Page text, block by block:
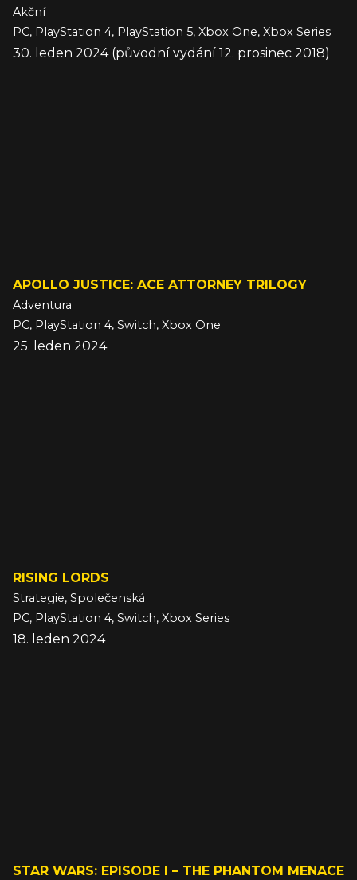
Akční
PC, PlayStation 4, PlayStation 5, Xbox One, Xbox Series
30. leden 2024 (původní vydání 12. prosinec 2018)
APOLLO JUSTICE: ACE ATTORNEY TRILOGY
Adventura
PC, PlayStation 4, Switch, Xbox One
25. leden 2024
RISING LORDS
Strategie, Společenská
PC, PlayStation 4, Switch, Xbox Series
18. leden 2024
STAR WARS: EPISODE I – THE PHANTOM MENACE